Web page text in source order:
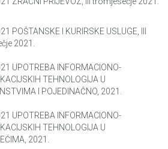
POŠTANSKE I KURIRSKE USLUGE, III
2021.
UPOTREBA INFORMACIONO-
TEHNOLOGIJA U
I POJEDINAĈNO, 2021.
UPOTREBA INFORMACIONO-
TEHNOLOGIJA U
2021.